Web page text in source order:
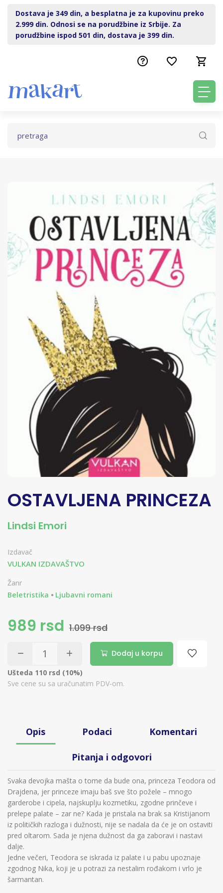
Dostava je 349 din, a besplatna je za kupovinu preko
2.999 din. Odnosi se na porudžbine iz Srbije. Za
porudžbine ispod 501 din, dostava je 399 din.
OSTAVLJENA PRINCEZA
Lindsi Emori
Izdavač
VULKAN IZDAVAŠTVO
Žanr
Beletristika
Ljubavni romani
989 rsd 1.099 rsd
Dodaj u korpu
Ušteda 110 rsd (10%)
Sve cene su sa uračunatim PDV-om.
Opis Podaci Komentari
Pitanja i odgovori
Svaka devojka mašta o tome da bude ona, princeza Teodora od
Drajdena, jer princeze imaju baš sve što požele – mnogo
garderobe i cipela, najskuplju kozmetiku, zgodne prinčeve i
prelepe palate – zar ne? Kada je pristala na brak sa Kristijanom
iz političkih razloga i dužnosti, nije se nadala da će je on ostaviti
pred oltarom. Sada je njena dužnost da ga zaboravi i nastavi
dalje.
Jedne večeri, Teodora se iskrada iz palate i u pabu upoznaje
zgodnog Nika, koji je u potrazi za nestalim rođakom i vrlo je
šarmantan.